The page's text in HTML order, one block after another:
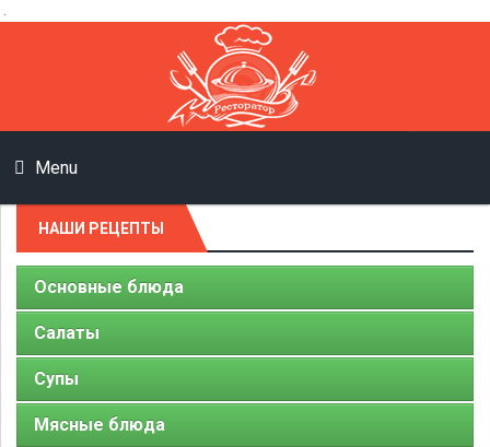
.
Menu
НАШИ РЕЦЕПТЫ
Основные блюда
Салаты
Супы
Мясные блюда